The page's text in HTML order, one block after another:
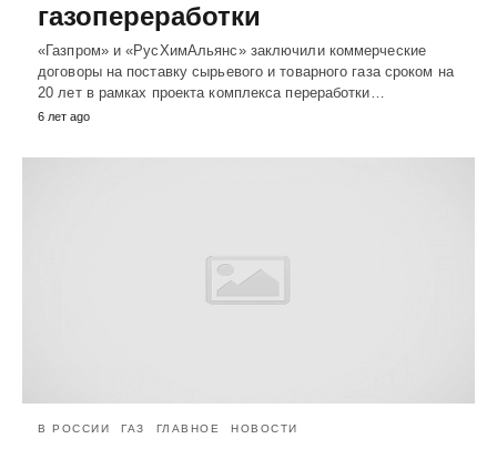
газопереработки
«Газпром» и «РусХимАльянс» заключили коммерческие
договоры на поставку сырьевого и товарного газа сроком на
20 лет в рамках проекта комплекса переработки…
6 лет ago
В РОССИИ ГАЗ ГЛАВНОЕ НОВОСТИ